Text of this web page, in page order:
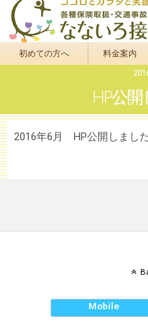
初めての方へ 料金案内
HP公開
2016年6月 HP公開しました
Mobile